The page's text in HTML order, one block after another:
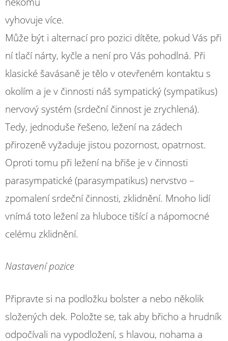
vyhovuje více.
Může být i alternací pro pozici dítěte, pokud Vás při
ní tlačí nárty, kyčle a není pro Vás pohodlná. Při
klasické šavásaně je tělo v otevřeném kontaktu s
okolím a je v činnosti náš sympatický (sympatikus)
nervový systém (srdeční činnost je zrychlená).
Tedy, jednoduše řešeno, ležení na zádech
přirozeně vyžaduje jistou pozornost, opatrnost.
Oproti tomu při ležení na břiše je v činnosti
parasympatické (parasympatikus) nervstvo –
zpomalení srdeční činnosti, zklidnění. Mnoho lidí
vnímá toto ležení za hluboce tišící a nápomocné
celému zklidnění.
Nastavení pozice
Připravte si na podložku bolster a nebo několik
složených dek. Položte se, tak aby břicho a hrudník
odpočívali na vypodložení, s hlavou, nohama a